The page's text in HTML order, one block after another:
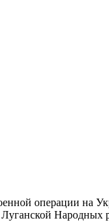
операции на
Народных